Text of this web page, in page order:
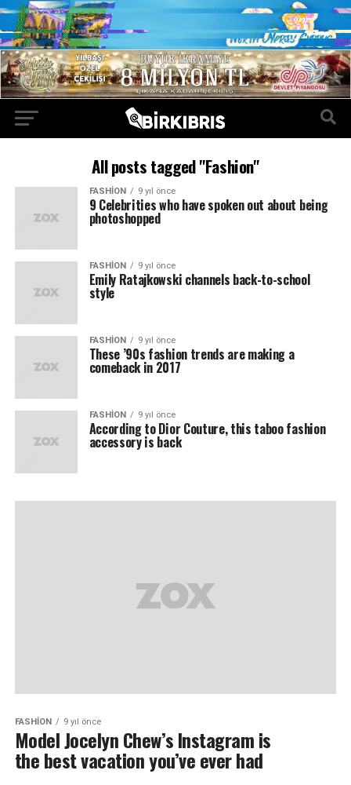
All posts tagged "Fashion"
FASHION 9 yıl önce
9 Celebrities who have spoken out about being
photoshopped
FASHION 9 yıl önce
Emily Ratajkowski channels back-to-school
style
FASHION 9 yıl önce
These ’90s fashion trends are making a
comeback in 2017
FASHION 9 yıl önce
According to Dior Couture, this taboo fashion
accessory is back
FASHION 9 yıl önce
Model Jocelyn Chew’s Instagram is
the best vacation you’ve ever had